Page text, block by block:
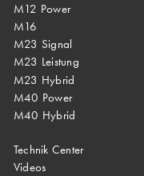
M12 Power
M16
M23 Signal
M23 Leistung
M23 Hybrid
M40 Power
M40 Hybrid
Technik Center
Videos